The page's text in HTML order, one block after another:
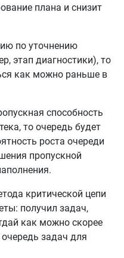
плана и снизит
по уточнению
этап диагностики), то
как можно раньше в
способность
то очередь будет
роста очереди
пропускной
критической цепи
получил задач,
как можно скорее
задач для